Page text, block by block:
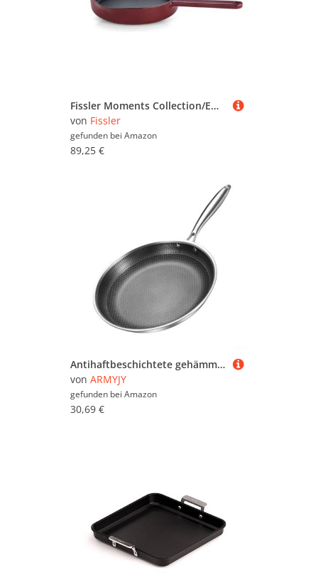
Fissler Moments Collection/Emaillierte Gusseisen-Pfanne (Ø 26 cm) antihaftend, hoher Rand, mit Ausgießern, Aufhänge-Öse, PFAS/PTFE-frei, Induktion – Burgunderrot
von Fissler
gefunden bei Amazon
89,25 €
Antihaftbeschichtete gehämmerte Pfanne, kratzfest, gleichmäßiges Erhitzen, Kochgeschirr für alle Herde, Gas, Elektro, Induktion, kompatibel mit 22 cm, 26 cm, 30 cm (26 cm)
von ARMYJY
gefunden bei Amazon
30,69 €